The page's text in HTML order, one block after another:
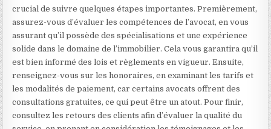
crucial de suivre quelques étapes importantes. Premièrement,
assurez-vous d’évaluer les compétences de l’avocat, en vous
assurant qu’il possède des spécialisations et une expérience
solide dans le domaine de l’immobilier. Cela vous garantira qu’il
est bien informé des lois et règlements en vigueur. Ensuite,
renseignez-vous sur les honoraires, en examinant les tarifs et
les modalités de paiement, car certains avocats offrent des
consultations gratuites, ce qui peut être un atout. Pour finir,
consultez les retours des clients afin d’évaluer la qualité du